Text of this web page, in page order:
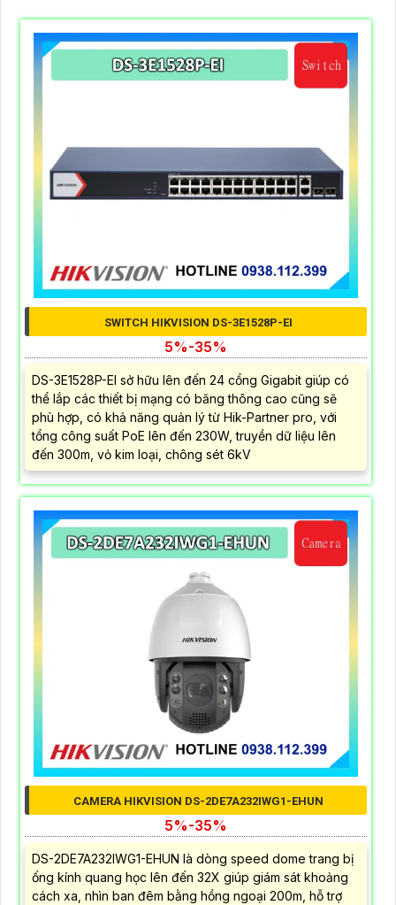
SWITCH HIKVISION DS-3E1528P-EI
5%-35%
DS-3E1528P-EI sở hữu lên đến 24 cổng Gigabit giúp có
thể lắp các thiết bị mạng có băng thông cao cũng sẽ
phù hợp, có khả năng quản lý từ Hik-Partner pro, với
tổng công suất PoE lên đến 230W, truyền dữ liệu lên
đến 300m, vỏ kim loại, chông sét 6kV
CAMERA HIKVISION DS-2DE7A232IWG1-EHUN
5%-35%
DS-2DE7A232IWG1-EHUN là dòng speed dome trang bị
ống kính quang học lên đến 32X giúp giám sát khoảng
cách xa, nhìn ban đêm bằng hồng ngoại 200m, hỗ trợ